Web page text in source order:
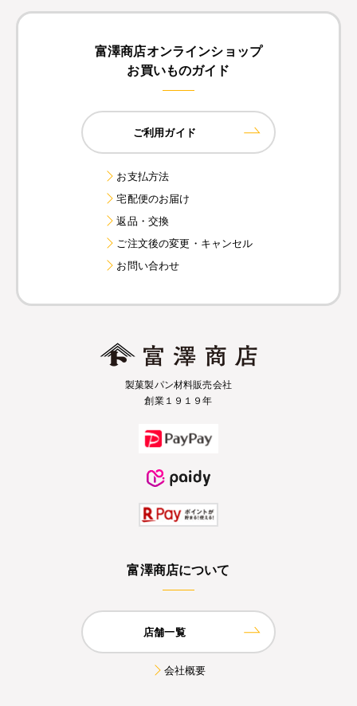
富澤商店オンラインショップ
お買いものガイド
ご利用ガイド
お支払方法
宅配便のお届け
返品・交換
ご注文後の変更・キャンセル
お問い合わせ
製菓製パン材料販売会社
創業１９１９年
富澤商店について
店舗一覧
会社概要